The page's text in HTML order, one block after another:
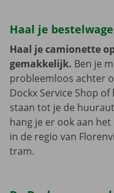
Haal je
Haal je camionette
gemakkelijk. Ben je
probleemloos achter
Dockx Service Shop
staan tot je de
hang je er ook aan
in de regio van
tram.